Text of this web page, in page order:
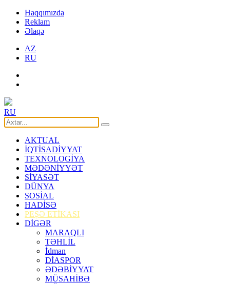
Haqqımızda
Reklam
Əlaqə
AZ
RU
RU
AKTUAL
İQTİSADİYYAT
TEXNOLOGİYA
MƏDƏNİYYƏT
SİYASƏT
DÜNYA
SOSİAL
HADİSƏ
PEŞƏ ETİKASI
DİGƏR
MARAQLI
TƏHLİL
İdman
DİASPOR
ƏDƏBİYYAT
MÜSAHİBƏ